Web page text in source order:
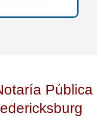
Pública